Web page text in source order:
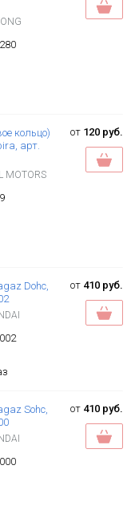
кольцо)
арт.
MOTORS
от 120 руб.
Dohc,
от 410 руб.
Sohc,
от 410 руб.